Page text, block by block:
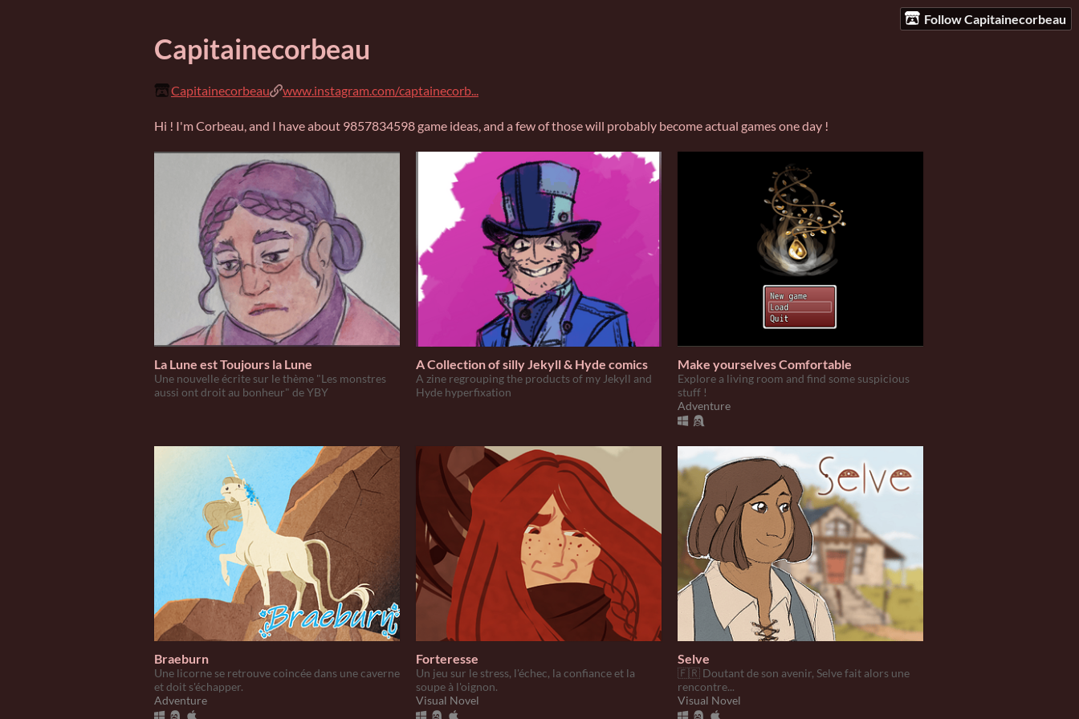
Follow Capitainecorbeau
Capitainecorbeau
Capitainecorbeau www.instagram.com/captainecorb...
Hi ! I'm Corbeau, and I have about 9857834598 game ideas, and a few of those will probably become actual games one day !
La Lune est Toujours la Lune
Une nouvelle écrite sur le thème "Les monstres
aussi ont droit au bonheur" de YBY
A Collection of silly Jekyll & Hyde comics
A zine regrouping the products of my Jekyll and
Hyde hyperfixation
Make yourselves Comfortable
Explore a living room and find some suspicious
stuff !
Adventure
Braeburn
Une licorne se retrouve coincée dans une caverne
et doit s'échapper.
Adventure
Forteresse
Un jeu sur le stress, l'échec, la confiance et la
soupe à l'oignon.
Visual Novel
Selve
🇫🇷 Doutant de son avenir, Selve fait alors une
rencontre...
Visual Novel